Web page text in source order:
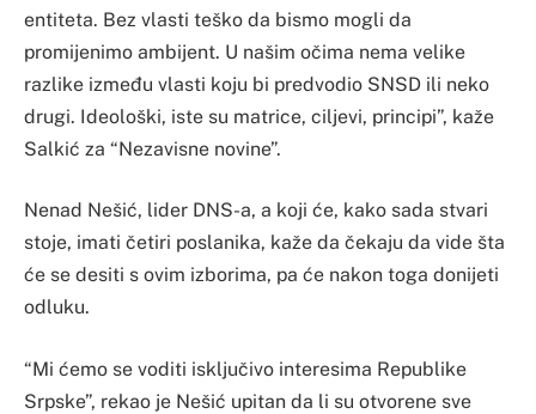
entiteta. Bez vlasti teško da bismo mogli da
promijenimo ambijent. U našim očima nema velike
razlike između vlasti koju bi predvodio SNSD ili neko
drugi. Ideološki, iste su matrice, ciljevi, principi”, kaže
Salkić za “Nezavisne novine”.
Nenad Nešić, lider DNS-a, a koji će, kako sada stvari
stoje, imati četiri poslanika, kaže da čekaju da vide šta
će se desiti s ovim izborima, pa će nakon toga donijeti
odluku.
“Mi ćemo se voditi isključivo interesima Republike
Srpske”, rekao je Nešić upitan da li su otvorene sve